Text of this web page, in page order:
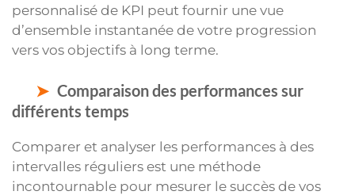
personnalisé de KPI peut fournir une vue
d’ensemble instantanée de votre progression
vers vos objectifs à long terme.
Comparaison des performances sur
différents temps
Comparer et analyser les performances à des
intervalles réguliers est une méthode
incontournable pour mesurer le succès de vos